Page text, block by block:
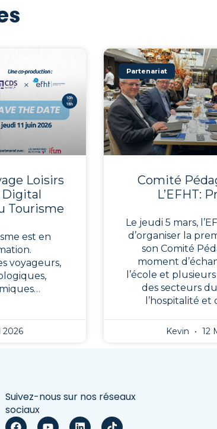
Loisirs
Digital
Tourisme
est en
voyageurs,
2026
Partenariat
Comité
L’EFHT:
Le jeudi 5 mars,
d’organiser la
son Comité
moment
l’école et
des secteurs
l’hospitalité
Kevin 12
Suivez-nous sur nos réseaux
sociaux